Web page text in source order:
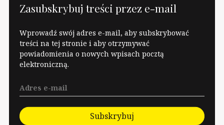
Zasubskrybuj treści przez e-mail
Wprowadź swój adres e-mail, aby subskrybować
treści na tej stronie i aby otrzymywać
powiadomienia o nowych wpisach pocztą
elektroniczną.
Subskrybuj